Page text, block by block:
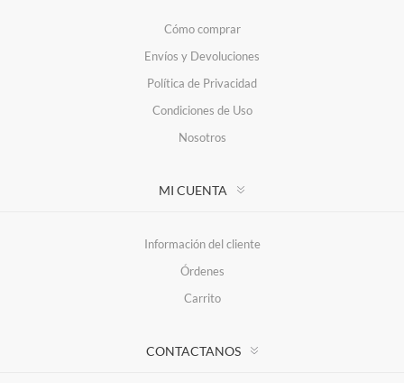
Cómo comprar
Envíos y Devoluciones
Política de Privacidad
Condiciones de Uso
Nosotros
MI CUENTA
Información del cliente
Órdenes
Carrito
CONTACTANOS